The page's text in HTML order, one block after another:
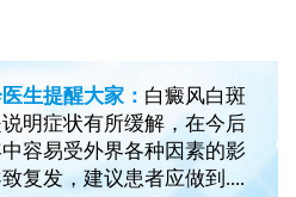
生提醒大家： 白癜风白斑
明症状有所缓解，在今后
容易受外界各种因素的影
复发，建议患者应做到....